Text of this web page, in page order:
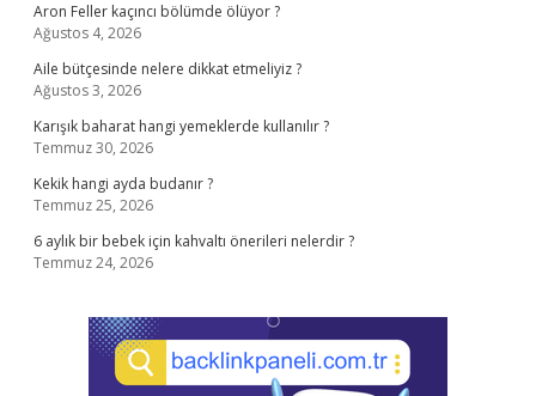
Aron Feller kaçıncı bölümde ölüyor ?
Ağustos 4, 2026
Aile bütçesinde nelere dikkat etmeliyiz ?
Ağustos 3, 2026
Karışık baharat hangi yemeklerde kullanılır ?
Temmuz 30, 2026
Kekik hangi ayda budanır ?
Temmuz 25, 2026
6 aylık bir bebek için kahvaltı önerileri nelerdir ?
Temmuz 24, 2026